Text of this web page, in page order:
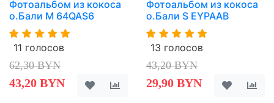
Фотоальбом из кокоса
о.Бали M 64QAS6
11 голосов
62,30 BYN
43,20 BYN
Фотоальбом из кокоса
о.Бали S EYPAAB
13 голосов
43,20 BYN
29,90 BYN